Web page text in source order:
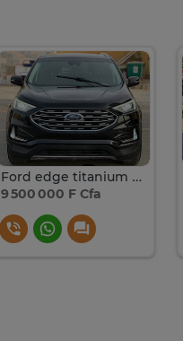
Ford edge titanium 2019
9 500 000 F Cfa